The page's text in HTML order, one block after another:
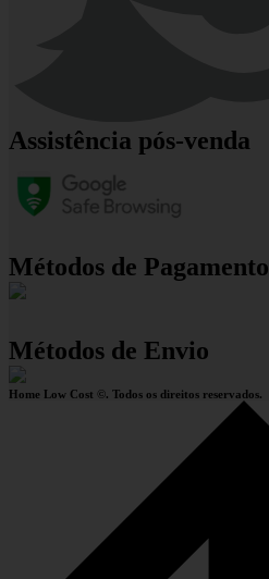
Assistência pós-venda
Métodos de Pagamento
Métodos de Envio
Home Low Cost ©. Todos os direitos reservados.